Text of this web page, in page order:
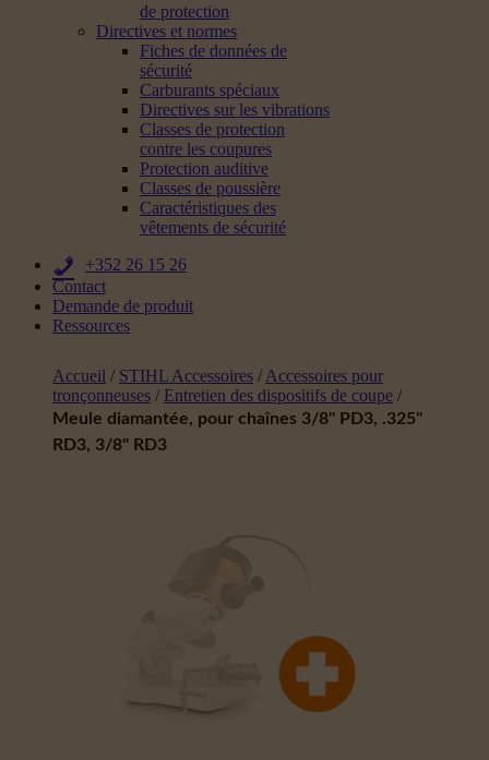
de protection
Directives et normes
Fiches de données de
sécurité
Carburants spéciaux
Directives sur les vibrations
Classes de protection
contre les coupures
Protection auditive
Classes de poussière
Caractéristiques des
vêtements de sécurité
+352 26 15 26
Contact
Demande de produit
Ressources
Accueil / STIHL Accessoires / Accessoires pour
tronçonneuses / Entretien des dispositifs de coupe /
Meule diamantée, pour chaînes 3/8" PD3, .325"
RD3, 3/8" RD3